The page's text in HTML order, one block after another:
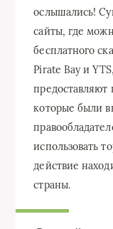
ослышались!
сайты, где
бесплатного
Pirate Bay и
предоставляют
которые были
использовать
действие
страны.